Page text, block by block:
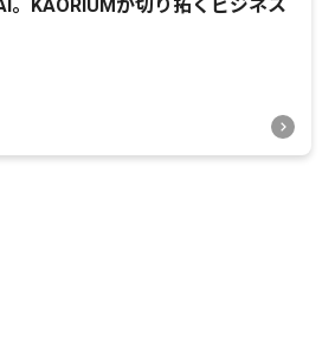
。KAORIUMが切り拓くビジネス